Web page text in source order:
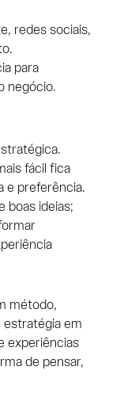
redes sociais,
para
negócio.
fácil fica
e preferência.
boas ideias;
método,
em
experiências
de pensar,